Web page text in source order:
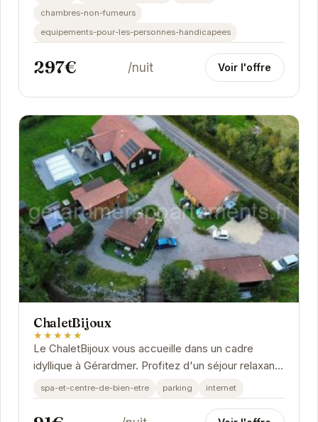
chambres-non-fumeurs
equipements-pour-les-personnes-handicapees
297€ /nuit Voir l'offre
ChaletBijoux
★★★★★
Le ChaletBijoux vous accueille dans un cadre
idyllique à Gérardmer. Profitez d'un séjour relaxant
grâce à ses équipements de qualité,...
spa-et-centre-de-bien-etre parking internet